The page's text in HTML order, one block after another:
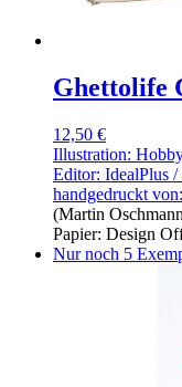
Ghettolife
12,50 €
Illustration:
Editor: IdealPlus
handgedruckt von:
(Martin
Papier: Design
Nur noch 5